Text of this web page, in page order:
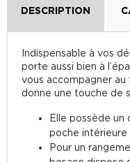
DESCRIPTION
Indispensable à vos
porte aussi bien à
vous accompagner au
donne une touche de
Elle possède
poche intérieure
Pour un